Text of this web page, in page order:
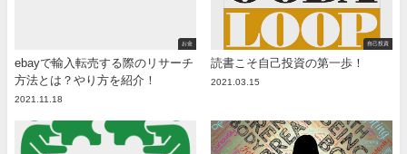
お金
ebayで輸入転売する際のリサーチ
方法とは？やり方を紹介！
2021.11.18
自己投資
読書こそ自己投資の第一歩！
2021.03.15